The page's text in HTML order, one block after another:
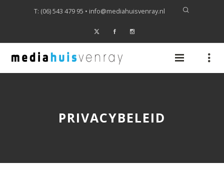
T: (06) 543 479 95 • info@mediahuisvenray.nl
PRIVACYBELEID